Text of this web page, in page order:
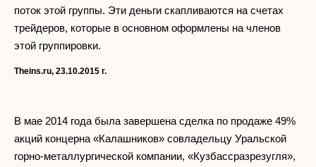
поток этой группы. Эти деньги скапливаются на счетах
трейдеров, которые в основном оформлены на членов
этой группировки.
Theins.ru, 23.10.2015 г.
В мае 2014 года была завершена сделка по продаже 49%
акций концерна «Калашников» совладельцу Уральской
горно-металлургической компании, «Кузбассразрезугля»,